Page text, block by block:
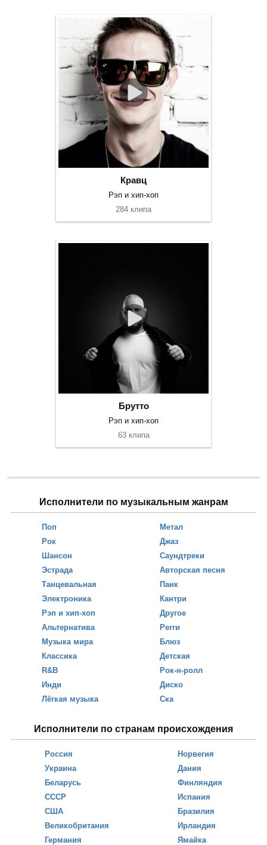
Кравц
Рэп и хип-хоп
284 клипа
Брутто
Рэп и хип-хоп
63 клипа
Исполнители по музыкальным жанрам
Поп
Рок
Шансон
Эстрада
Танцевальная
Электроника
Рэп и хип-хоп
Альтернатива
Музыка мира
Классика
R&B
Инди
Лёгкая музыка
Метал
Джаз
Саундтреки
Авторская песня
Панк
Кантри
Другое
Регги
Блюз
Детская
Рок-н-ролл
Диско
Ска
Исполнители по странам происхождения
Россия
Украина
Беларусь
СССР
США
Великобритания
Германия
Норвегия
Дания
Финляндия
Испания
Бразилия
Ирландия
Ямайка